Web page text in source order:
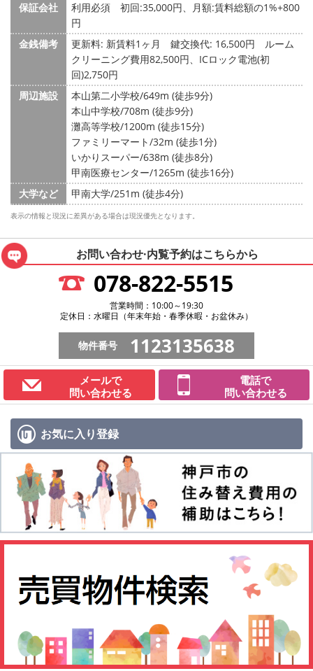
保証会社
利用必須 初回:35,000円、月額:賃料総額の1%+800
円
金銭備考
更新料: 新賃料1ヶ月 鍵交換代: 16,500円
ルーム
クリーニング費用82,500円、ICロック電池(初
回)2,750円
周辺施設
本山第二小学校/649m (徒歩9分)
本山中学校/708m (徒歩9分)
灘高等学校/1200m (徒歩15分)
ファミリーマート/32m (徒歩1分)
いかりスーパー/638m (徒歩8分)
甲南医療センター/1265m (徒歩16分)
大学など
甲南大学/251m (徒歩4分)
表示の情報と現況に差異がある場合は現況優先となります。
お問い合わせ·内覧予約はこちらから
078-822-5515
営業時間：10:00～19:30
定休日：水曜日（年末年始・春季休暇・お盆休み）
物件番号 1123135638
メールで
問い合わせる
電話で
問い合わせる
お気に入り登録